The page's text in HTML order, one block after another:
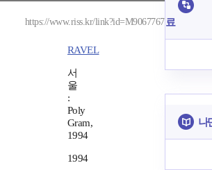
https://www.riss.kr/link?id=M9067767
RAVEL
서
울
:
Poly
Gram,
1994
1994
료
나